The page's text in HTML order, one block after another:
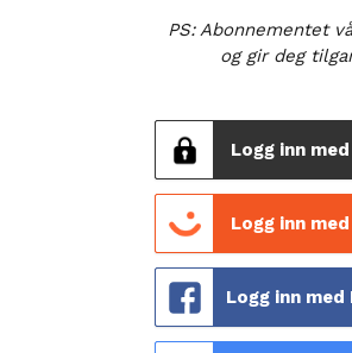
PS: Abonnementet
og gir deg
Logg inn
Logg inn
Logg inn med